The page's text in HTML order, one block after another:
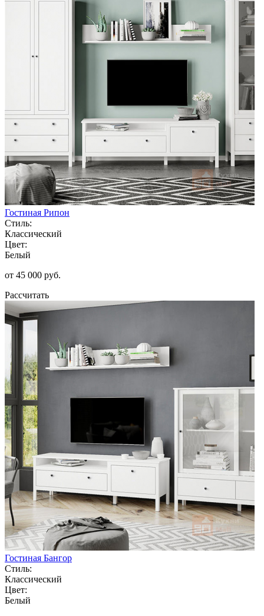
Гостиная Рипон
Стиль:
Классический
Цвет:
Белый
от 45 000 руб.
Рассчитать
Гостиная Бангор
Стиль:
Классический
Цвет:
Белый